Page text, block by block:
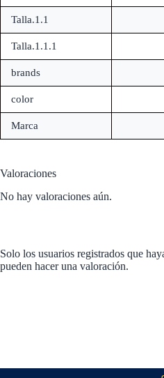
Talla.1.1
Talla.1.1.1
brands
color
Marca
Valoraciones
No hay valoraciones aún.
Solo los usuarios registrados que
pueden hacer una valoración.